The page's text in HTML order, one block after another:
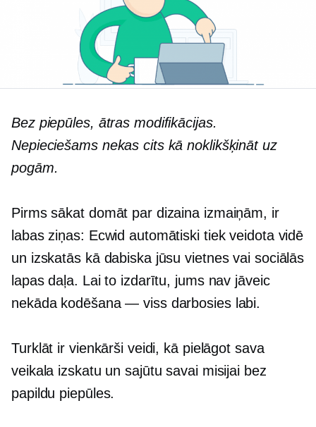
Bez piepūles, ātras modifikācijas.
Nepieciešams nekas cits kā noklikšķināt uz
pogām.
Pirms sākat domāt par dizaina izmaiņām, ir
labas ziņas: Ecwid automātiski tiek veidota vidē
un izskatās kā dabiska jūsu vietnes vai sociālās
lapas daļa. Lai to izdarītu, jums nav jāveic
nekāda kodēšana — viss darbosies labi.
Turklāt ir vienkārši veidi, kā pielāgot sava
veikala izskatu un sajūtu savai misijai bez
papildu piepūles.